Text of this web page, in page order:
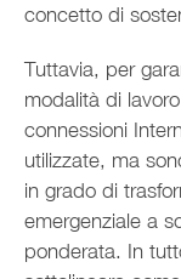
concetto di
Tuttavia, per
modalità di
connessioni
utilizzate, ma
in grado di
emergenziale a
ponderata. In